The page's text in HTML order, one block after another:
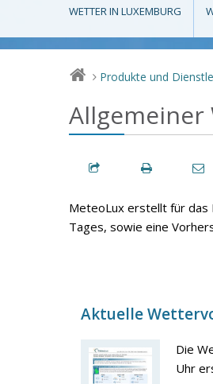
WETTER IN LUXEMBURG
> Produkte und
MeteoLux erstellt für das
Tages, sowie eine
Aktuelle
Die
Uhr